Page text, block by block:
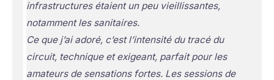
infrastructures étaient un peu vieillissantes,
notamment les sanitaires.
Ce que j’ai adoré, c’est l’intensité du tracé du
circuit, technique et exigeant, parfait pour les
amateurs de sensations fortes. Les sessions de